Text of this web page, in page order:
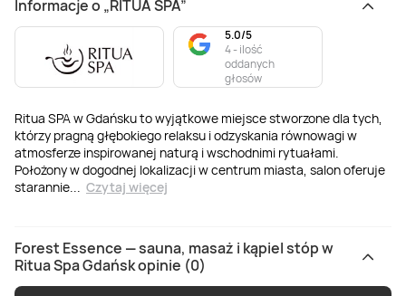
Informacje o „RITUA SPA”
Ritua SPA w Gdańsku to wyjątkowe miejsce stworzone dla tych,
którzy pragną głębokiego relaksu i odzyskania równowagi w
atmosferze inspirowanej naturą i wschodnimi rytuałami.
Położony w dogodnej lokalizacji w centrum miasta, salon oferuje
starannie... Czytaj więcej
5.0/5
4 - ilość
oddanych
głosów
Forest Essence — sauna, masaż i kąpiel stóp w
Ritua Spa Gdańsk opinie (0)